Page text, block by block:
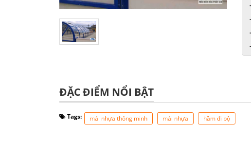
ĐẶC ĐIỂM NỔI BẬT
Tags: mái nhựa thông minh mái nhựa hầm đi bộ